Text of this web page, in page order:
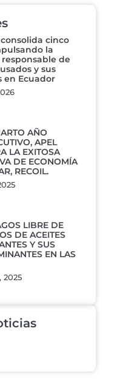
consolida cinco
la
de
y sus
en Ecuador
AÑO
APEL
LA EXITOSA
DE ECONOMÍA
RECOIL.
LIBRE DE
DE ACEITES
Y SUS
EN LAS
2025